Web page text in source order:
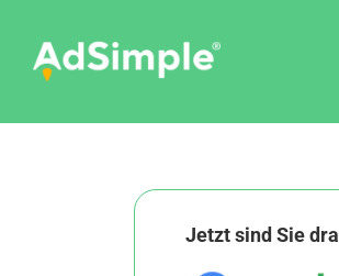
content
Jetzt sind Sie